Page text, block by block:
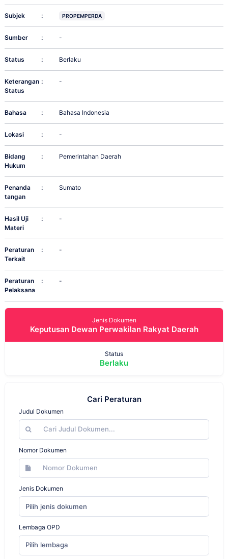
Subjek : PROPEMPERDA
Sumber : -
Status : Berlaku
Keterangan
Status
: -
Bahasa : Bahasa Indonesia
Lokasi : -
Bidang
Hukum
: Pemerintahan Daerah
Penanda
tangan
: Sumato
Hasil Uji
Materi
: -
Peraturan
Terkait
: -
Peraturan
Pelaksana
: -
Jenis Dokumen
Keputusan Dewan Perwakilan Rakyat Daerah
Status
Berlaku
Cari Peraturan
Judul Dokumen
Nomor Dokumen
Jenis Dokumen
Pilih jenis dokumen
Lembaga OPD
Pilih lembaga